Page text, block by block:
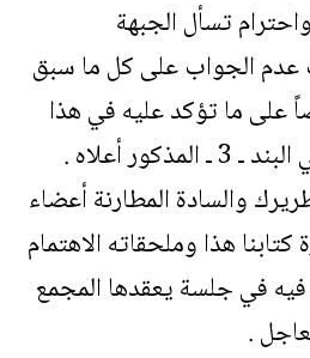
تسأل الجبهة
عدم الجواب على كل ما سبق
على ما تؤكد عليه في هذا
أعلاه .
والسادة المطارنة أعضاء
هذا وملحقاته الاهتمام
في جلسة يعقدها المجمع
.